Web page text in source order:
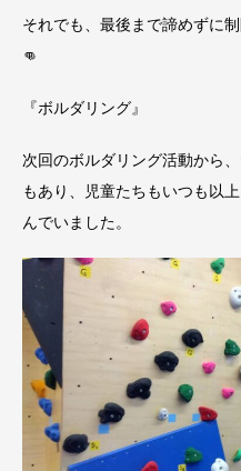
それでも、最後まで諦めずに
👊
『ボルダリング』
次回のボルダリング活動から
もあり、児童たちもいつも以
んでいました。